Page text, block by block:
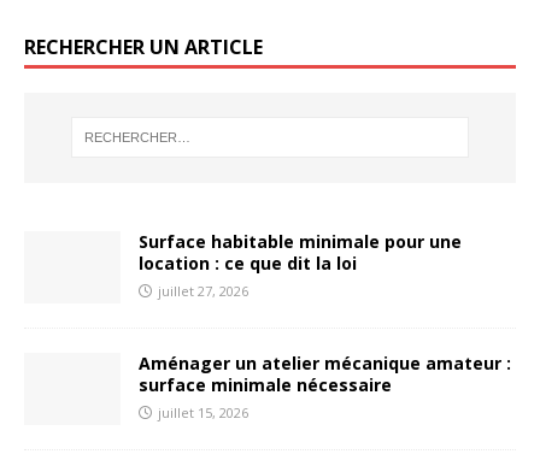
RECHERCHER UN ARTICLE
Surface habitable minimale pour une
location : ce que dit la loi
juillet 27, 2026
Aménager un atelier mécanique amateur :
surface minimale nécessaire
juillet 15, 2026